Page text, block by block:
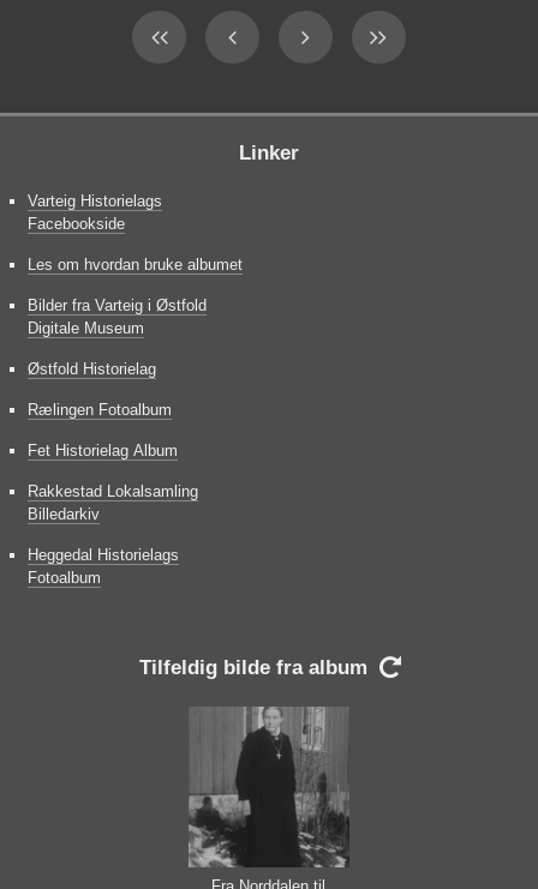
Linker
Varteig Historielags
Facebookside
Les om hvordan bruke albumet
Bilder fra Varteig i Østfold
Digitale Museum
Østfold Historielag
Rælingen Fotoalbum
Fet Historielag Album
Rakkestad Lokalsamling
Billedarkiv
Heggedal Historielags
Fotoalbum
Tilfeldig bilde fra album 